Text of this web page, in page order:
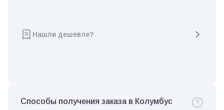
Нашли дешевле?
Способы получения заказа в Колумбус